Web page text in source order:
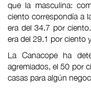
que la masculina:
ciento correspondía a
era del 34.7 por
era del 29.1 por ciento
La Canacope ha
agremiados, el 50 por
casas para algún